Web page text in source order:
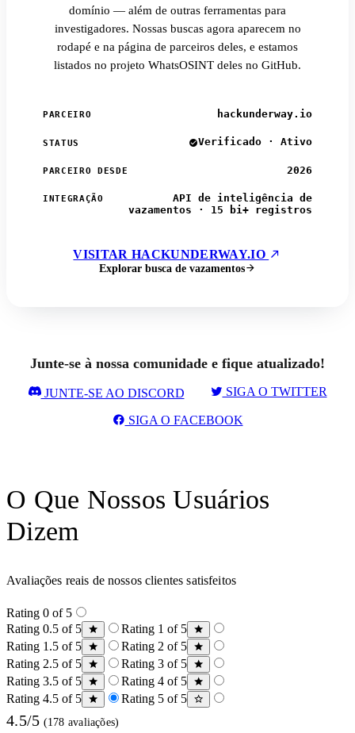
domínio — além de outras ferramentas para
investigadores. Nossas buscas agora aparecem no
rodapé e na página de parceiros deles, e estamos
listados no projeto WhatsOSINT deles no GitHub.
PARCEIRO hackunderway.io
STATUS Verificado · Ativo
PARCEIRO DESDE 2026
INTEGRAÇÃO
API de inteligência de
vazamentos · 15 bi+ registros
VISITAR HACKUNDERWAY.IO
Explorar busca de vazamentos
Junte-se à nossa comunidade e fique atualizado!
JUNTE-SE AO DISCORD SIGA O TWITTER
SIGA O FACEBOOK
O Que Nossos Usuários
Dizem
Avaliações reais de nossos clientes satisfeitos
Rating 0 of 5
Rating 0.5 of 5
Rating 1 of 5
Rating 1.5 of 5
Rating 2 of 5
Rating 2.5 of 5
Rating 3 of 5
Rating 3.5 of 5
Rating 4 of 5
Rating 4.5 of 5
Rating 5 of 5
4.5/5 (178 avaliações)